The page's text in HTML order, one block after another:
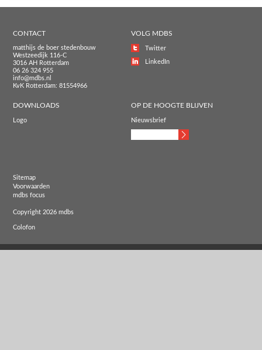
CONTACT
matthijs de boer stedenbouw
Westzeedijk 116-C
3016 AH Rotterdam
06 26 324 955
info@mdbs.nl
KvK Rotterdam: 81554966
VOLG MDBS
Twitter
LinkedIn
DOWNLOADS
Logo
OP DE HOOGTE BLIJVEN
Nieuwsbrief
Sitemap
Voorwaarden
mdbs focus
Copyright 2026 mdbs
Colofon